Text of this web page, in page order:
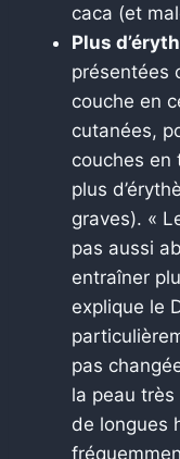
caca (et
Plus
présentées
couche en
cutanées,
couches en
plus
graves). «
pas aussi
entraîner
explique le
pas
la peau
de longues